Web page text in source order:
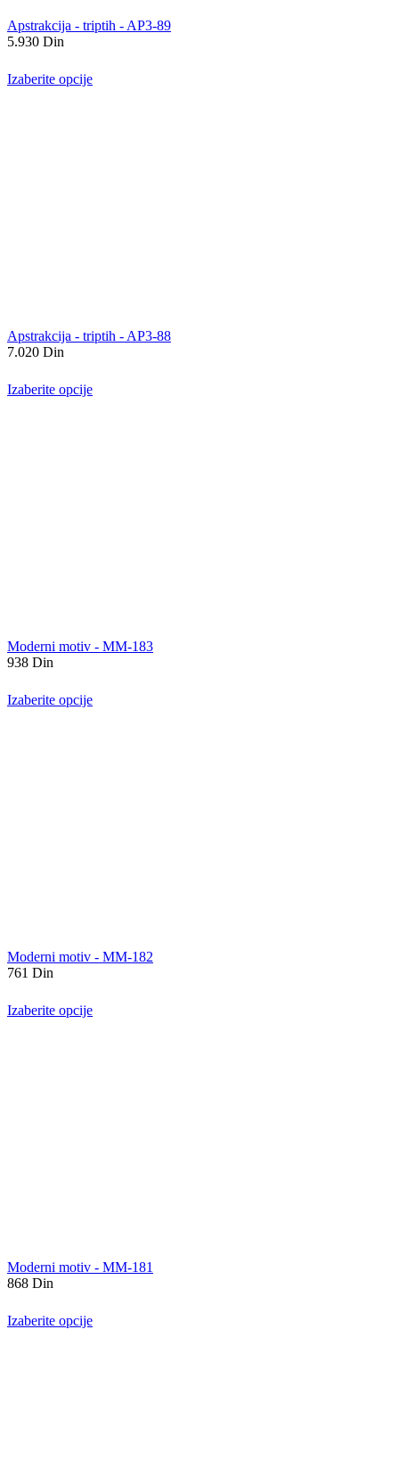
Apstrakcija - triptih - AP3-89
5.930 Din
Izaberite opcije
Apstrakcija - triptih - AP3-88
7.020 Din
Izaberite opcije
Moderni motiv - MM-183
938 Din
Izaberite opcije
Moderni motiv - MM-182
761 Din
Izaberite opcije
Moderni motiv - MM-181
868 Din
Izaberite opcije